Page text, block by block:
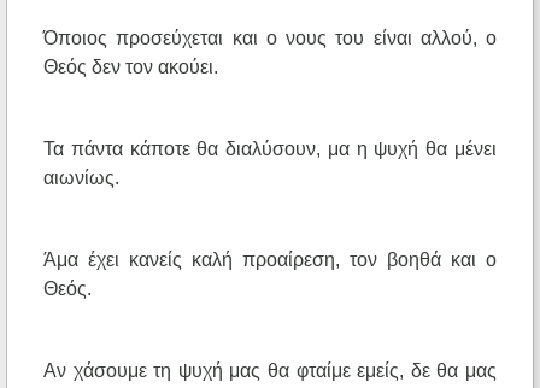
Όποιος προσεύχεται και ο νους του είναι αλλού, ο
Θεός δεν τον ακούει.
Τα πάντα κάποτε θα διαλύσουν, μα η ψυχή θα μένει
αιωνίως.
Άμα έχει κανείς καλή προαίρεση, τον βοηθά και ο
Θεός.
Αν χάσουμε τη ψυχή μας θα φταίμε εμείς, δε θα μας